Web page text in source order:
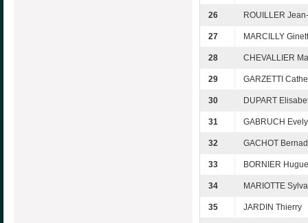
26 ROUILLER
27 MARCILLY
28 CHEVALLIER
29 GARZETTI
30 DUPART
31 GABRUCH
32 GACHOT
33 BORNIER
34 MARIOTTE
35 JARDIN Thierry